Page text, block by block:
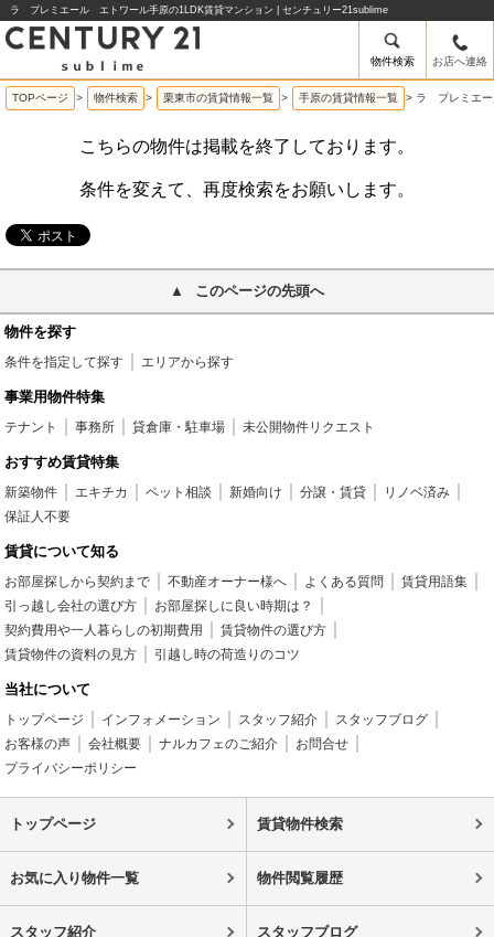
ラ プレミエール エトワール手原の1LDK賃貸マンション | センチュリー21sublime
物件検索 お店へ連絡
TOPページ > 物件検索 > 栗東市の賃貸情報一覧 > 手原の賃貸情報一覧 > ラ プレミエー
こちらの物件は掲載を終了しております。
条件を変えて、再度検索をお願いします。
このページの先頭へ
物件を探す
条件を指定して探す エリアから探す
事業用物件特集
テナント 事務所 貸倉庫・駐車場 未公開物件リクエスト
おすすめ賃貸特集
新築物件 エキチカ ペット相談 新婚向け 分譲・賃貸
リノベ済み
保証人不要
賃貸について知る
お部屋探しから契約まで 不動産オーナー様へ よくある質問
賃貸用語集
引っ越し会社の選び方
お部屋探しに良い時期は？
契約費用や一人暮らしの初期費用
賃貸物件の選び方
賃貸物件の資料の見方
引越し時の荷造りのコツ
当社について
トップページ インフォメーション スタッフ紹介
スタッフブログ
お客様の声
会社概要 ナルカフェのご紹介
お問合せ
プライバシーポリシー
トップページ 賃貸物件検索
お気に入り物件一覧 物件閲覧履歴
スタッフ紹介 スタッフブログ